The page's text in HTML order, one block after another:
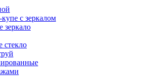
с зеркалом
зеркало
стекло